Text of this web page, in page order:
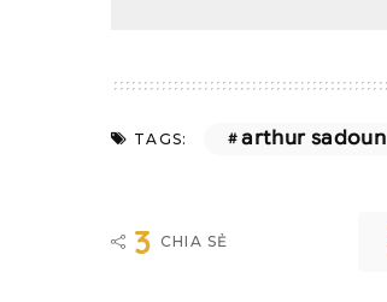
TAGS: arthur sadoun
3 CHIA SẺ